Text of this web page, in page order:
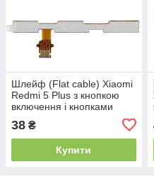
Шлейф (Flat cable) Xiaomi
Redmi 5 Plus з кнопкою
включення і кнопками
38 ₴
Купити